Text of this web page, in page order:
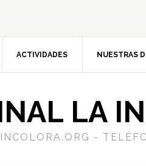
ACTIVIDADES NUESTRAS
LA
-